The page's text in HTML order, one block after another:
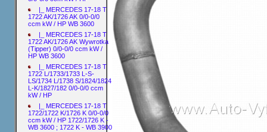
|_ MERCEDES 17-18 T
1722 AK/1726 AK 0/0-0/0
ccm kW / HP WB 3600
|_ MERCEDES 17-18 T
1722 AK/1726 AK Wywrotka
(Tipper) 0/0-0/0 ccm kW /
HP WB 3600
|_ MERCEDES 17-18 T
1722 L/1733/1733 L-S-
LS/1734 L/1738 S/1824/1824
L-K/1827/182 0/0-0/0 ccm
kW / HP
|_ MERCEDES 17-18 T
1722/1722 K/1726 K 0/0-0/0
ccm kW / HP 1722/1726 K -
WB 3600 ; 1722 K - WB 3900